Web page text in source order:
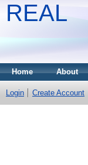
REAL
Home About
Login Create Account